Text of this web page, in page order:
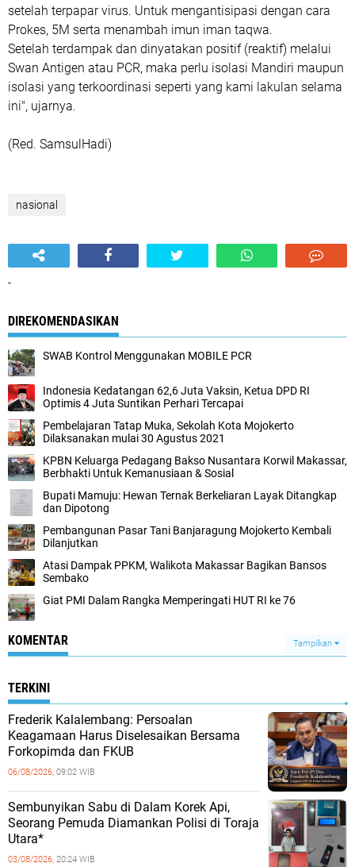
setelah terpapar virus. Untuk mengantisipasi dengan cara
Prokes, 5M serta menambah imun iman taqwa.
Setelah terdampak dan dinyatakan positif (reaktif) melalui
Swan Antigen atau PCR, maka perlu isolasi Mandiri maupun
isolasi yang terkoordinasi seperti yang kami lakulan selama
ini", ujarnya.
(Red. SamsulHadi)
nasional
-
DIREKOMENDASIKAN
SWAB Kontrol Menggunakan MOBILE PCR
Indonesia Kedatangan 62,6 Juta Vaksin, Ketua DPD RI
Optimis 4 Juta Suntikan Perhari Tercapai
Pembelajaran Tatap Muka, Sekolah Kota Mojokerto
Dilaksanakan mulai 30 Agustus 2021
KPBN Keluarga Pedagang Bakso Nusantara Korwil Makassar,
Berbhakti Untuk Kemanusiaan & Sosial
Bupati Mamuju: Hewan Ternak Berkeliaran Layak Ditangkap
dan Dipotong
Pembangunan Pasar Tani Banjaragung Mojokerto Kembali
Dilanjutkan
Atasi Dampak PPKM, Walikota Makassar Bagikan Bansos
Sembako
Giat PMI Dalam Rangka Memperingati HUT RI ke 76
KOMENTAR Tampilkan
TERKINI
Frederik Kalalembang: Persoalan
Keagamaan Harus Diselesaikan Bersama
Forkopimda dan FKUB
06/08/2026, 09:02 WIB
Sembunyikan Sabu di Dalam Korek Api,
Seorang Pemuda Diamankan Polisi di Toraja
Utara*
03/08/2026, 20:24 WIB